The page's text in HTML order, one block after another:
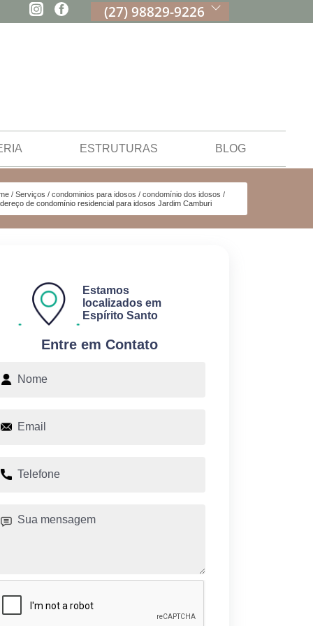
(27) 98829-9226
ESTRUTURAS BLOG
Serviços condominios para idosos
condomínio dos idosos
de condomínio residencial para idosos Jardim Camburi
Entre em Contato
Estamos
localizados em
Espírito Santo